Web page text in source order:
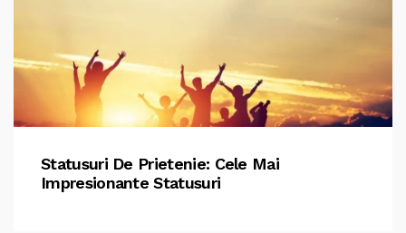
Statusuri De Prietenie: Cele Mai
Impresionante Statusuri